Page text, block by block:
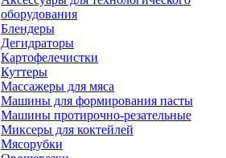
оборудования
Блендеры
Дегидраторы
Картофелечистки
Куттеры
Массажеры для мяса
Машины для формирования пасты
Машины протирочно-резательные
Миксеры для коктейлей
Мясорубки